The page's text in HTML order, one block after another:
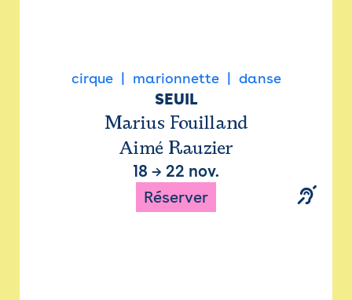
cirque marionnette danse
SEUIL
Marius Fouilland
Aimé Rauzier
18 → 22 nov.
Réserver